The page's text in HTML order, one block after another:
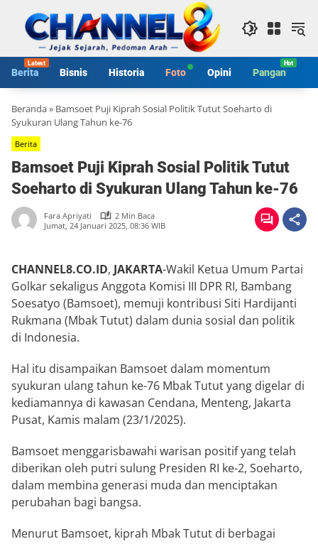
konten
Berita Bisnis Historia Foto Opini Pangan
Beranda» Bamsoet Puji Kiprah Sosial Politik Tutut Soeharto di
Syukuran Ulang Tahun ke-76
Berita
Bamsoet Puji Kiprah Sosial Politik Tutut
Soeharto di Syukuran Ulang Tahun ke-76
Fara Apriyati
2 Min Baca
Jumat, 24 Januari 2025, 08:36 WIB
CHANNEL8.CO.ID, JAKARTA-Wakil Ketua Umum Partai
Golkar sekaligus Anggota Komisi III DPR RI, Bambang
Soesatyo (Bamsoet), memuji kontribusi Siti Hardijanti
Rukmana (Mbak Tutut) dalam dunia sosial dan politik
di Indonesia.
Hal itu disampaikan Bamsoet dalam momentum
syukuran ulang tahun ke-76 Mbak Tutut yang digelar di
kediamannya di kawasan Cendana, Menteng, Jakarta
Pusat, Kamis malam (23/1/2025).
Bamsoet menggarisbawahi warisan positif yang telah
diberikan oleh putri sulung Presiden RI ke-2, Soeharto,
dalam membina generasi muda dan menciptakan
perubahan bagi bangsa.
Menurut Bamsoet, kiprah Mbak Tutut di berbagai